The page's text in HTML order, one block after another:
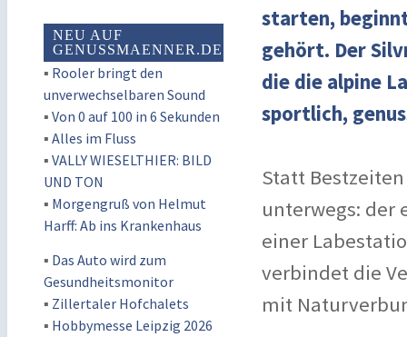
NEU AUF
GENUSSMAENNER.DE
▪ Rooler bringt den
unverwechselbaren Sound
▪ Von 0 auf 100 in 6 Sekunden
▪ Alles im Fluss
▪ VALLY WIESELTHIER: BILD
UND TON
▪ Morgengruß von Helmut
Harff: Ab ins Krankenhaus
▪ Das Auto wird zum
Gesundheitsmonitor
▪ Zillertaler Hofchalets
▪ Hobbymesse Leipzig 2026
starten,
gehört. Der
die die alpine
sportlich,
Statt
unterwegs: der
einer
verbindet die
mit